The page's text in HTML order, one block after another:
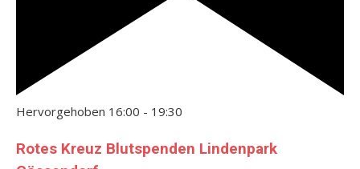
Hervorgehoben 16:00 - 19:30
Rotes Kreuz Blutspenden Lindenpark